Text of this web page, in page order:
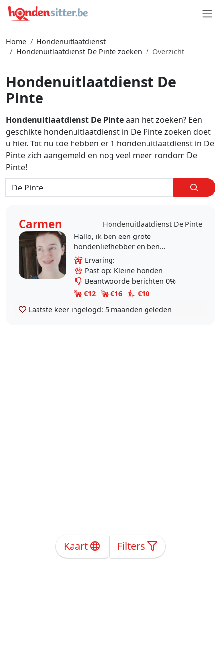
Home
Hondenuitlaatdienst
Hondenuitlaatdienst De Pinte zoeken
Overzicht
Hondenuitlaatdienst De
Pinte
Hondenuitlaatdienst De Pinteaan het zoeken? Een
geschikte hondenuitlaatdienst in De Pinte zoeken doet
u hier. Tot nu toe hebben er 1 hondenuitlaatdienst in De
Pinte zich aangemeld en nog veel meer rondom De
Pinte!
Carmen
Hondenuitlaatdienst De Pinte
Hallo, ik ben een grote
hondenliefhebber en ben
opgegroeid tussen grote
hondenrassen zoals Boeviers,
Rottweilers ect. Ik pas al een paar
jaar op..
Ervaring:
Past op: Kleine honden
Beantwoorde berichten 0%
€12
€16
€10
Laatste keer ingelogd: 5 maanden geleden
Kaart Filters